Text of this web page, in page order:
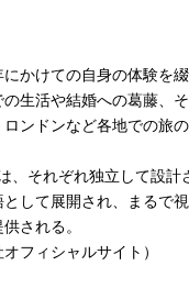
にかけての自身の体験を
生活や結婚への葛藤、
ロンドンなど各地での旅
、それぞれ独立して設計
して展開され、まるで
される。
オフィシャルサイト）